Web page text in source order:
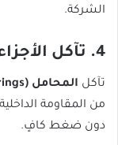
الشركة.
4. تآكل الأجزاء الداخلية للمحرك
تآكل المحامل (Bearings)
من المقاومة
دون ضغط كافٍ.